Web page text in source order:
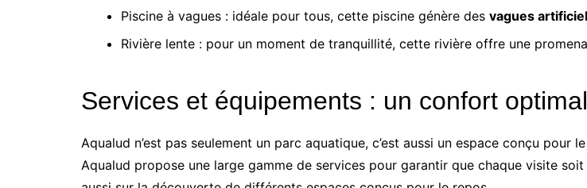
Piscine à vagues : idéale pour tous, cette piscine génère des vagues
Rivière lente : pour un moment de tranquillité, cette rivière offre une
Services et équipements : un confort
Aqualud n’est pas seulement un parc aquatique, c’est aussi un espace conçu pour
Aqualud propose une large gamme de services pour garantir que chaque visite